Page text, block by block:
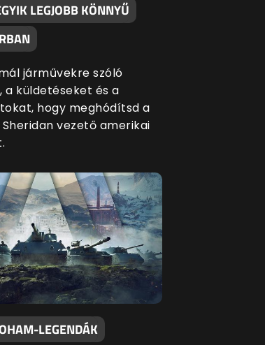
LEGJOBB KÖNNYŰ
járművekre szóló
a küldetéseket és a
hogy meghódítsd a
vezető amerikai
LEGENDÁK